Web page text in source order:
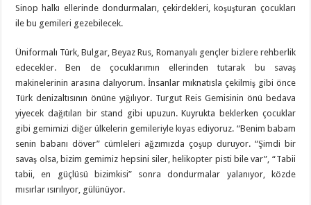
Sinop halkı ellerinde dondurmaları, çekirdekleri, koşuşturan çocukları
ile bu gemileri gezebilecek.
Üniformalı Türk, Bulgar, Beyaz Rus, Romanyalı gençler bizlere rehberlik
edecekler. Ben de çocuklarımın ellerinden tutarak bu savaş
makinelerinin arasına dalıyorum. İnsanlar mıknatısla çekilmiş gibi önce
Türk denizaltısının önüne yığılıyor. Turgut Reis Gemisinin önü bedava
yiyecek dağıtılan bir stand gibi upuzun. Kuyrukta beklerken çocuklar
gibi gemimizi diğer ülkelerin gemileriyle kıyas ediyoruz. “Benim babam
senin babanı döver” cümleleri ağzımızda çoşup duruyor. “Şimdi bir
savaş olsa, bizim gemimiz hepsini siler, helikopter pisti bile var”, “Tabii
tabii, en güçlüsü bizimkisi” sonra dondurmalar yalanıyor, közde
mısırlar ısırılıyor, gülünüyor.